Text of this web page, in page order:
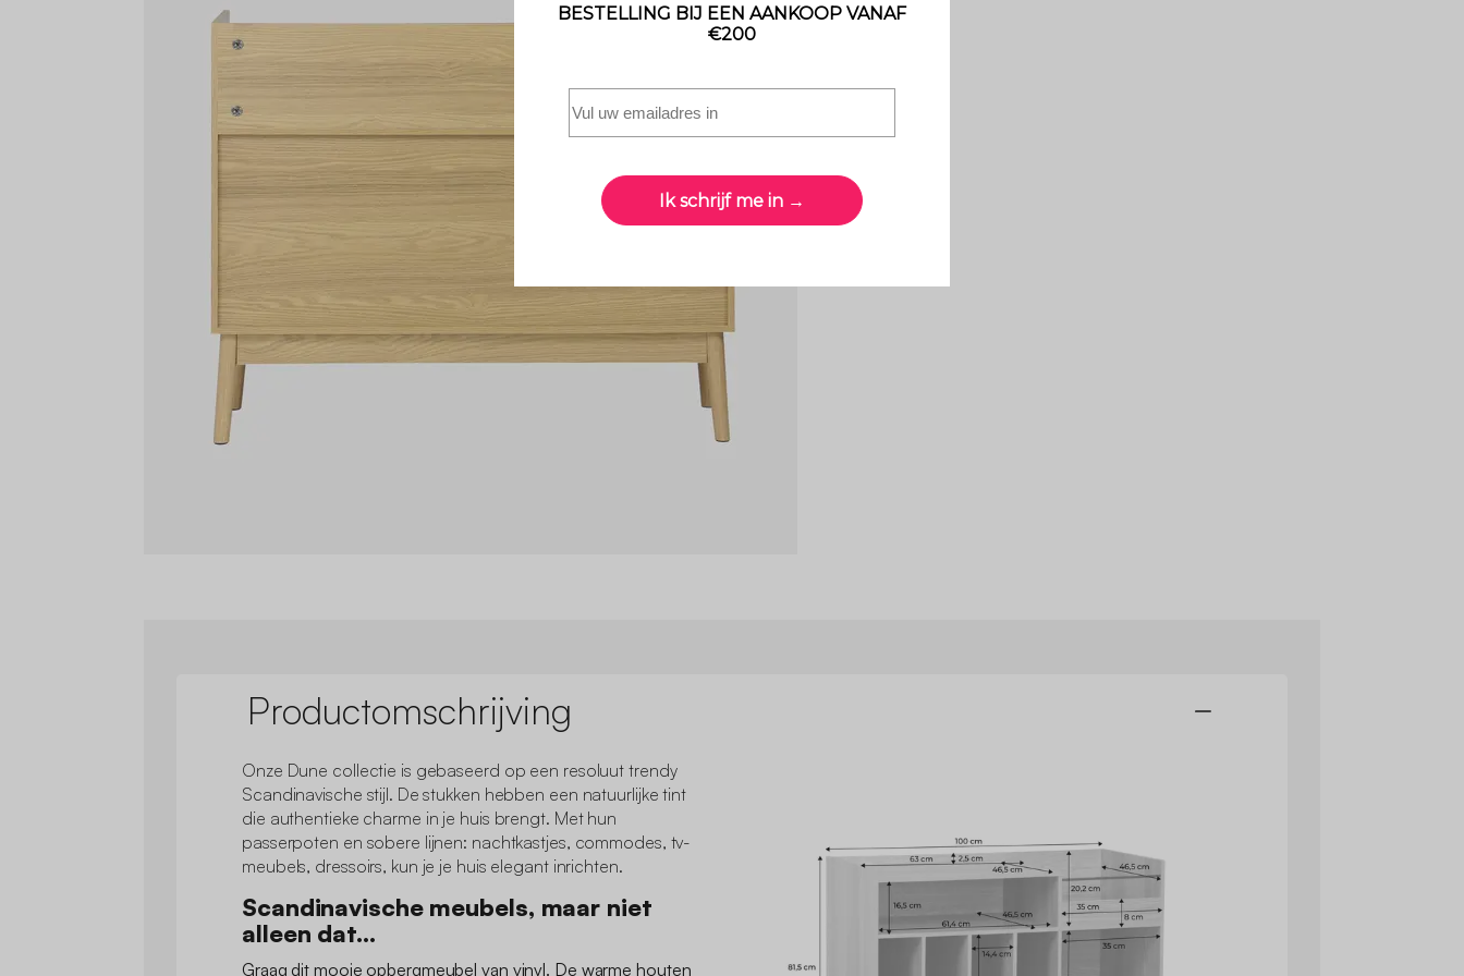
Productomschrijving
Onze Dune collectie is gebaseerd op een resoluut trendy
Scandinavische stijl. De stukken hebben een natuurlijke tint
die authentieke charme in je huis brengt. Met hun
passerpoten en sobere lijnen: nachtkastjes, commodes, tv-
meubels, dressoirs, kun je je huis elegant inrichten.
Scandinavische meubels, maar niet
alleen dat...
Graag dit mooie opbergmeubel van vinyl. De warme houten